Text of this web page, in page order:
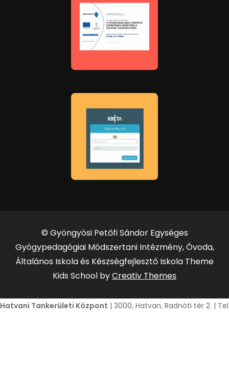
© Gyöngyösi Petőfi Sándor Egységes
Gyógypedagógiai Módszertani Intézmény, Óvoda,
Általános Iskola és Készségfejlesztő Iskola Theme
Kids School byCreativ Themes
Hatvani Tankerületi Központ | 3000, Hatvan, Radnóti tér 2. |